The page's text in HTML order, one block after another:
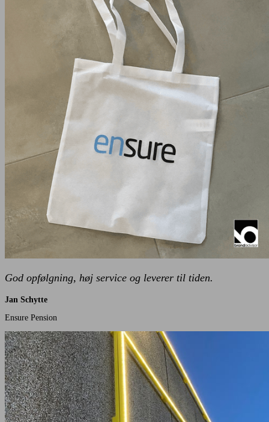
God opfølgning, høj service og leverer til tiden.
Jan Schytte
Ensure Pension